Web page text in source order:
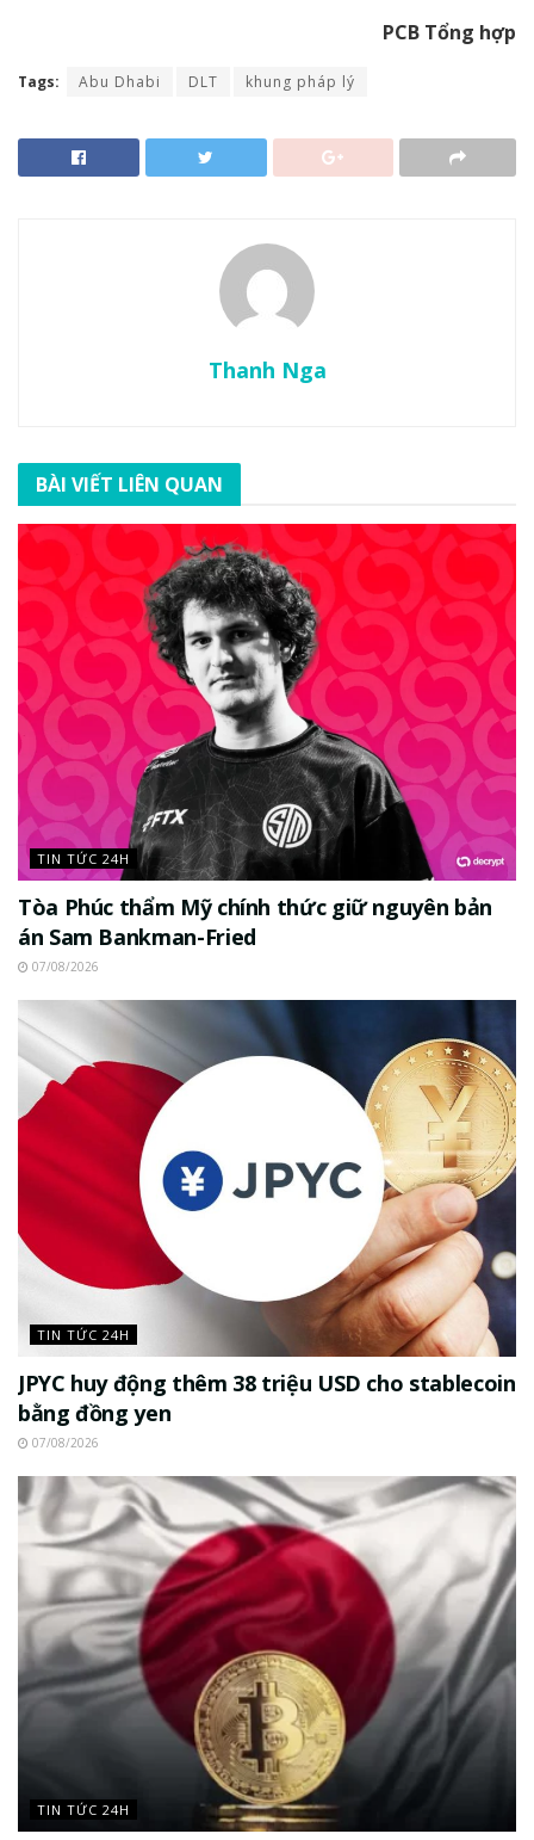
PCB Tổng hợp
Tags: Abu Dhabi DLT khung pháp lý
Thanh Nga
BÀI VIẾT LIÊN QUAN
TIN TỨC 24H
Tòa Phúc thẩm Mỹ chính thức giữ nguyên bản
án Sam Bankman-Fried
07/08/2026
TIN TỨC 24H
JPYC huy động thêm 38 triệu USD cho stablecoin
bằng đồng yen
07/08/2026
TIN TỨC 24H